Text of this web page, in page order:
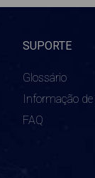
SUPORTE
Glossário
Informação
FAQ